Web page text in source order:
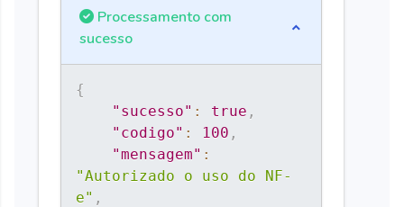
Processamento com
sucesso
{
"sucesso" : true ,
"codigo" : 100 ,
"mensagem" :
"Autorizado o uso do NF-
e" ,